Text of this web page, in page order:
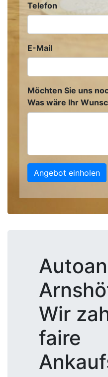
Telefon
E-Mail
Möchten Sie uns
Was wäre Ihr
Angebot einholen
Wir
faire